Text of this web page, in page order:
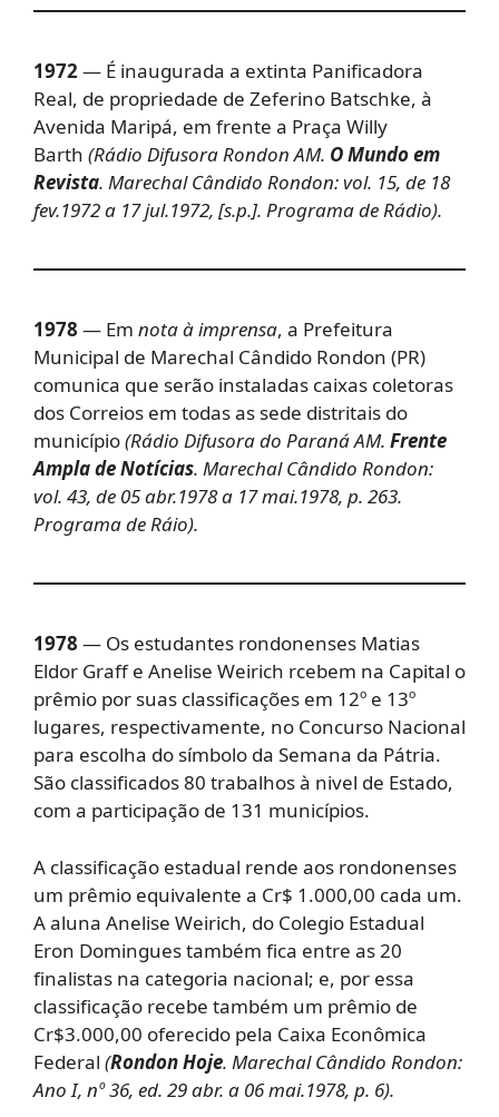
1972— É inaugurada a extinta Panificadora
Real, de propriedade de Zeferino Batschke, à
Avenida Maripá, em frente a Praça Willy
Barth (Rádio Difusora Rondon AM. O Mundo em
Revista. Marechal Cândido Rondon: vol. 15, de 18
fev.1972 a 17 jul.1972, [s.p.]. Programa de Rádio).
1978 — Em nota à imprensa, a Prefeitura
Municipal de Marechal Cândido Rondon (PR)
comunica que serão instaladas caixas coletoras
dos Correios em todas as sede distritais do
município(Rádio Difusora do Paraná AM. Frente
Ampla de Notícias. Marechal Cândido Rondon:
vol. 43, de 05 abr.1978 a 17 mai.1978, p. 263.
Programa de Ráio).
1978 — Os estudantes rondonenses Matias
Eldor Graff e Anelise Weirich rcebem na Capital o
prêmio por suas classificações em 12º e 13º
lugares, respectivamente, no Concurso Nacional
para escolha do símbolo da Semana da Pátria.
São classificados 80 trabalhos à nivel de Estado,
com a participação de 131 municípios.
A classificação estadual rende aos rondonenses
um prêmio equivalente a Cr$ 1.000,00 cada um.
A aluna Anelise Weirich, do Colegio Estadual
Eron Domingues também fica entre as 20
finalistas na categoria nacional; e, por essa
classificação recebe também um prêmio de
Cr$3.000,00 oferecido pela Caixa Econômica
Federal (Rondon Hoje. Marechal Cândido Rondon:
Ano I, nº 36, ed. 29 abr. a 06 mai.1978, p. 6).